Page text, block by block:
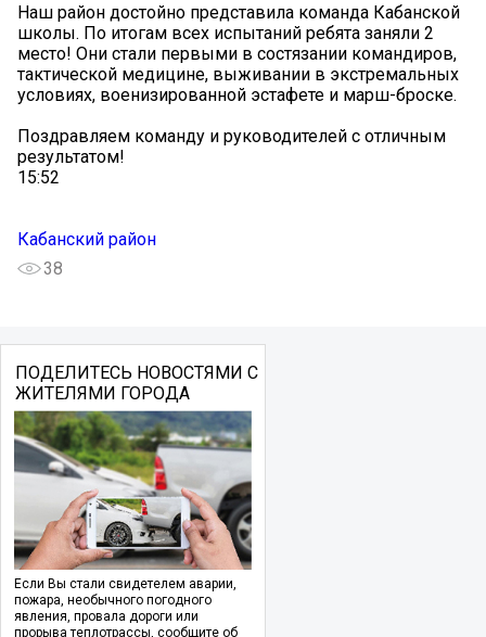
Наш район достойно представила команда Кабанской
школы. По итогам всех испытаний ребята заняли 2
место! Они стали первыми в состязании командиров,
тактической медицине, выживании в экстремальных
условиях, военизированной эстафете и марш-броске.
Поздравляем команду и руководителей с отличным
результатом!
15:52
Кабанский район
38
ПОДЕЛИТЕСЬ НОВОСТЯМИ С
ЖИТЕЛЯМИ ГОРОДА
Если Вы стали свидетелем аварии,
пожара, необычного погодного
явления, провала дороги или
прорыва теплотрассы, сообщите об